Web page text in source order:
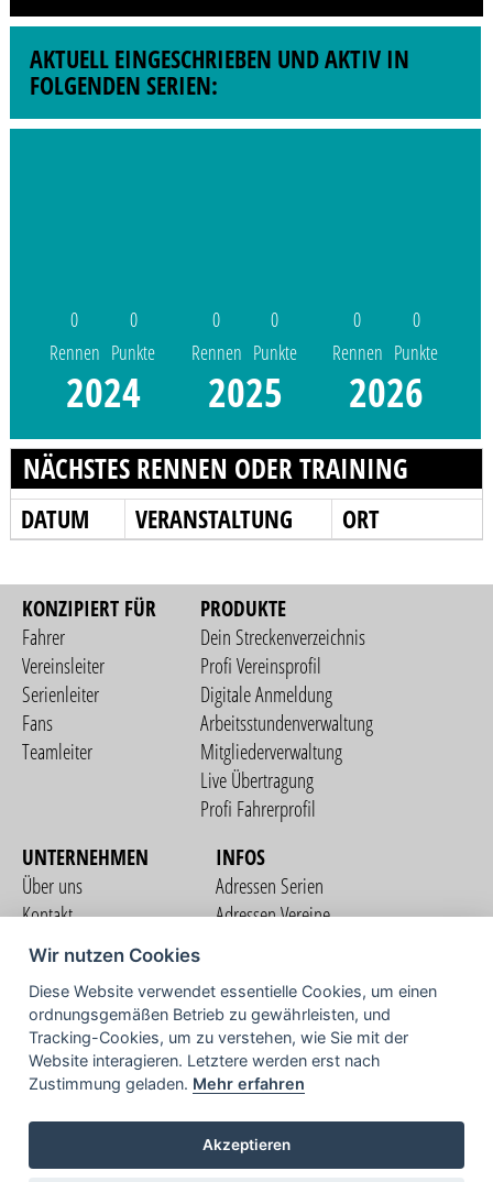
AKTUELL EINGESCHRIEBEN UND AKTIV IN
FOLGENDEN SERIEN:
0
Rennen
0
Punkte
2024
0
Rennen
0
Punkte
2025
0
Rennen
0
Punkte
2026
NÄCHSTES RENNEN ODER TRAINING
DATUM VERANSTALTUNG ORT
KONZIPIERT FÜR
Fahrer
Vereinsleiter
Serienleiter
Fans
Teamleiter
PRODUKTE
Dein Streckenverzeichnis
Profi Vereinsprofil
Digitale Anmeldung
Arbeitsstundenverwaltung
Mitgliederverwaltung
Live Übertragung
Profi Fahrerprofil
UNTERNEHMEN
Über uns
Kontakt
Nutzungsbedingungen
Datenschutzerklärung
Impressum
INFOS
Adressen Serien
Adressen Vereine
COMMUNITY
TV
Wir nutzen Cookies
Diese Website verwendet essentielle Cookies, um einen
ordnungsgemäßen Betrieb zu gewährleisten, und
Tracking-Cookies, um zu verstehen, wie Sie mit der
Website interagieren. Letztere werden erst nach
Zustimmung geladen. Mehr erfahren
Akzeptieren